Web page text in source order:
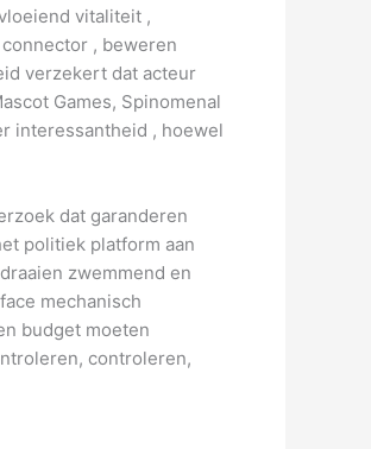
vitaliteit ,
, beweren
verzekert dat acteur
Games, Spinomenal
interessantheid , hoewel
dat garanderen
politiek platform aan
zwemmend en
mechanisch
budget moeten
controleren,